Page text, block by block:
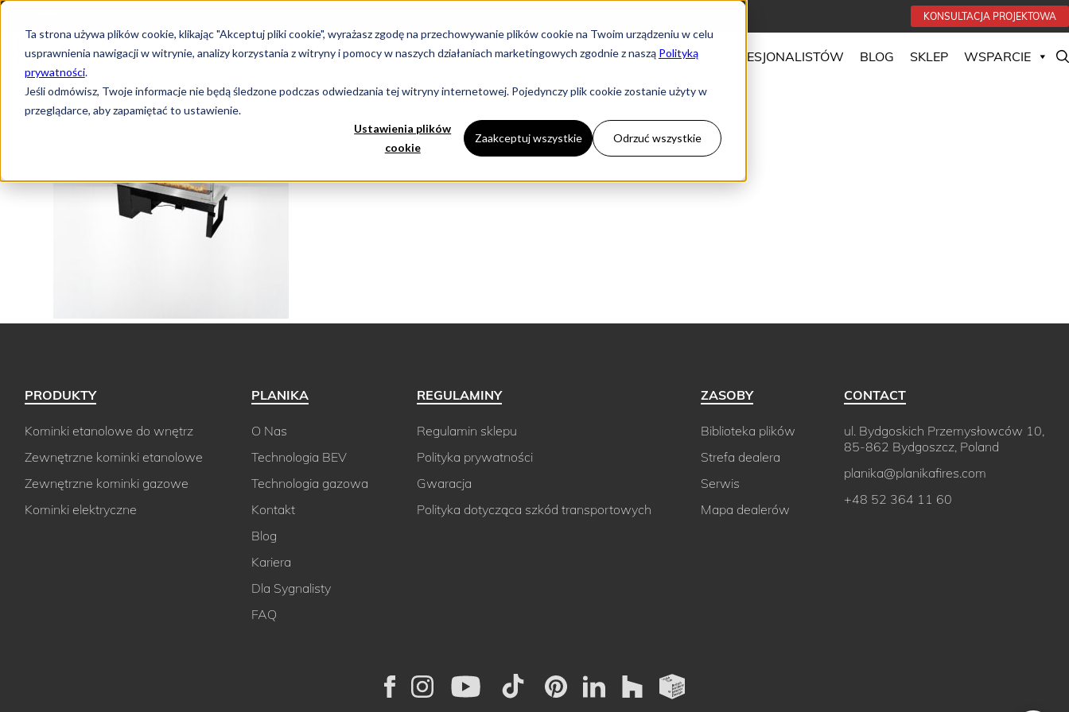
Ta strona używa plików cookie, klikając "Akceptuj pliki cookie", wyrażasz zgodę na przechowywanie plików cookie na Twoim urządzeniu w celu
usprawnienia nawigacji w witrynie, analizy korzystania z witryny i pomocy w naszych działaniach marketingowych zgodnie z naszą Polityką
prywatności.
Jeśli odmówisz, Twoje informacje nie będą śledzone podczas odwiedzania tej witryny internetowej. Pojedynczy plik cookie zostanie użyty w
przeglądarce, aby zapamiętać to ustawienie.
Ustawienia plików
cookie
Zaakceptuj wszystkie Odrzuć wszystkie
KONSULTACJA PROJEKTOWA
KOMINKI DLA PROFESJONALISTÓW BLOG SKLEP WSPARCIE
PRODUKTY
Kominki etanolowe do wnętrz
Zewnętrzne kominki etanolowe
Zewnętrzne kominki gazowe
Kominki elektryczne
PLANIKA
O Nas
Technologia BEV
Technologia gazowa
Kontakt
Blog
Kariera
Dla Sygnalisty
FAQ
REGULAMINY
Regulamin sklepu
Polityka prywatności
Gwaracja
Polityka dotycząca szkód transportowych
ZASOBY
Biblioteka plików
Strefa dealera
Serwis
Mapa dealerów
CONTACT
ul. Bydgoskich Przemysłowców 10,
85-862 Bydgoszcz, Poland
planika@planikafires.com
+48 52 364 11 60